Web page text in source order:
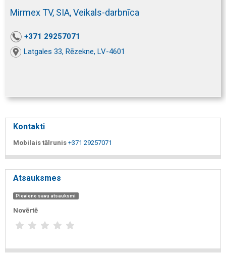
Mirmex TV, SIA, Veikals-darbnīca
+371 29257071
Latgales 33, Rēzekne, LV-4601
Kontakti
Mobilais tālrunis +371 29257071
Atsauksmes
Pievieno savu atsauksmi
Novērtē